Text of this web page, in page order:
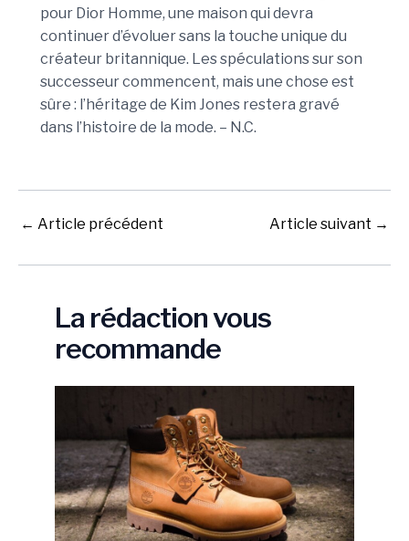
pour Dior Homme, une maison qui devra
continuer d’évoluer sans la touche unique du
créateur britannique. Les spéculations sur son
successeur commencent, mais une chose est
sûre : l’héritage de Kim Jones restera gravé
dans l’histoire de la mode. – N.C.
← Article précédent Article suivant →
La rédaction vous
recommande